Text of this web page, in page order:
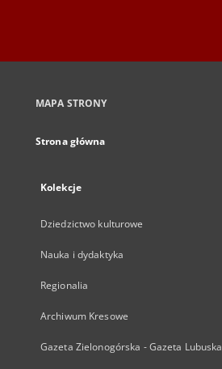
MAPA STRONY
Strona główna
Kolekcje
Dziedzictwo kulturowe
Nauka i dydaktyka
Regionalia
Archiwum Kresowe
Gazeta Zielonogórska - Gazeta Lubuska